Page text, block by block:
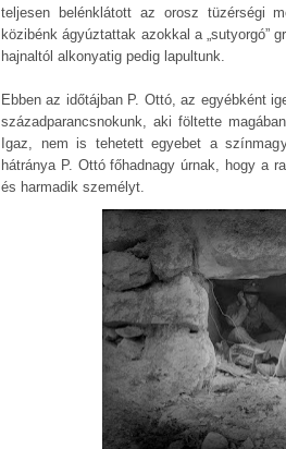
teljesen belénklátott az orosz tüzérségi
közibénk ágyúztattak azokkal a „sutyorgó”
hajnaltól alkonyatig pedig lapultunk.
Ebben az időtájban P. Ottó, az egyébként
századparancsnokunk, aki föltette
Igaz, nem is tehetett egyebet a
hátránya P. Ottó főhadnagy úrnak, hogy a
és harmadik személyt.